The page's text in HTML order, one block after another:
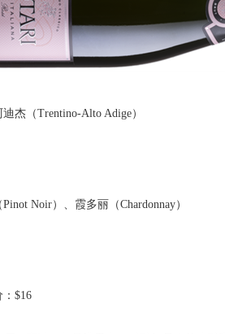
（Trentino-Alto Adige）
Noir）、霞多丽（Chardonnay）
$16